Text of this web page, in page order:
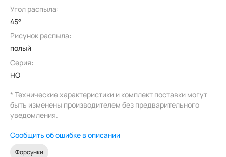
Угол распыла:
45°
Рисунок распыла:
полый
Серия:
HO
* Технические характеристики и комплект поставки могут
быть изменены производителем без предварительного
уведомления.
Сообщить об ошибке в описании
Форсунки